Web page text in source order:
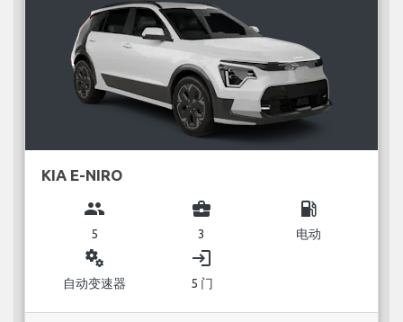
KIA E-NIRO
group
5
business_center
3
local_gas_station
电动
miscellaneous_services
自动变速器
login
5 门